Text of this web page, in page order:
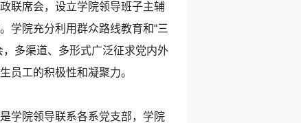
联席会，设立学院领导班子主辅
学院充分利用群众路线教育和“三
多渠道、多形式广泛征求党内外
员工的积极性和凝聚力。
学院领导联系各系党支部，学院